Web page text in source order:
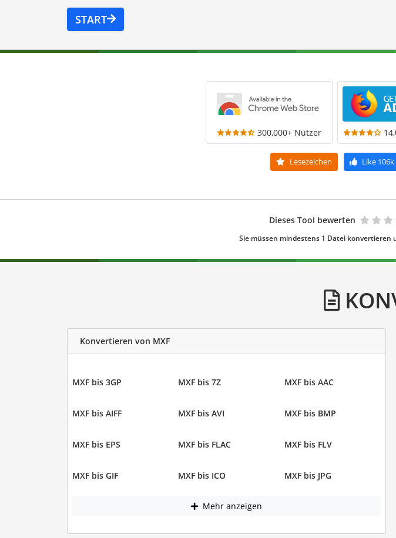
START
300,000+ Nutzer
Lesezeichen Like106k
Dieses Tool bewerten
Sie müssen mindestens 1 Datei konvertieren
Konvertieren von MXF
MXF bis 3GP MXF bis 7Z MXF bis AAC
MXF bis AIFF MXF bis AVI MXF bis BMP
MXF bis EPS MXF bis FLAC MXF bis FLV
MXF bis GIF MXF bis ICO MXF bis JPG
Mehr anzeigen